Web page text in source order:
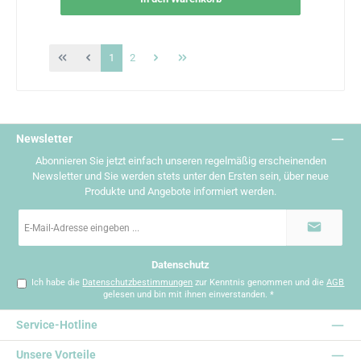
Seite
1 Seite
2
Newsletter
Abonnieren Sie jetzt einfach unseren regelmäßig erscheinenden
Newsletter und Sie werden stets unter den Ersten sein, über neue
Produkte und Angebote informiert werden.
Mail-
Datenschutz
Ich habe die Datenschutzbestimmungen zur Kenntnis genommen und dieAGB
gelesen und bin mit ihnen einverstanden. *
Service-Hotline
Unsere Vorteile